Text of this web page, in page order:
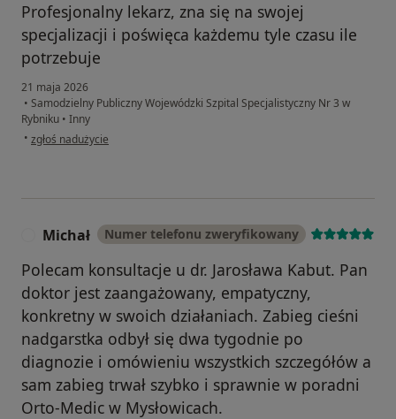
Profesjonalny lekarz, zna się na swojej
specjalizacji i poświęca każdemu tyle czasu ile
potrzebuje
21 maja 2026
• Samodzielny Publiczny Wojewódzki Szpital Specjalistyczny Nr 3 w
Rybniku • Inny
• w opinii użytkownika J
zgłoś nadużycie
Michał Numer telefonu zweryfikowany
Polecam konsultacje u dr. Jarosława Kabut. Pan
doktor jest zaangażowany, empatyczny,
konkretny w swoich działaniach. Zabieg cieśni
nadgarstka odbył się dwa tygodnie po
diagnozie i omówieniu wszystkich szczegółów a
sam zabieg trwał szybko i sprawnie w poradni
Orto-Medic w Mysłowicach.